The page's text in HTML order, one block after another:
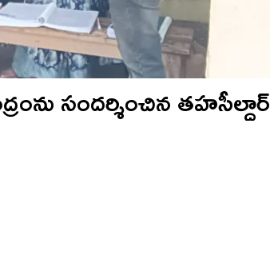
సందర్శించిన తహసీల్దార్